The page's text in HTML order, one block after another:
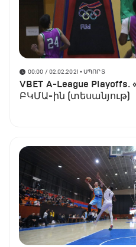
00:00 / 02.02.2021 • ՍՊՈՐՏ
VBET A-League
ԲԿՄԱ-ին (տեսանյութ)